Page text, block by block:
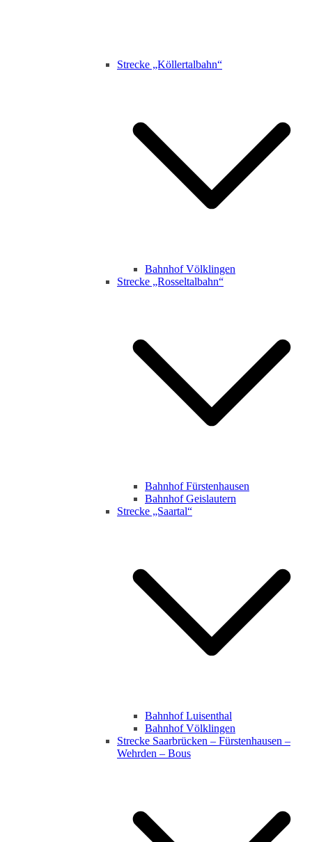
Strecke „Köllertalbahn“
Bahnhof Völklingen
Strecke „Rosseltalbahn“
Bahnhof Fürstenhausen
Bahnhof Geislautern
Strecke „Saartal“
Bahnhof Luisenthal
Bahnhof Völklingen
Strecke Saarbrücken – Fürstenhausen –
Wehrden – Bous